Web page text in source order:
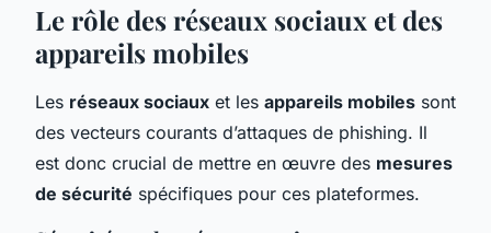
Le rôle des réseaux sociaux et des
appareils mobiles
Les réseaux sociaux et les appareils mobiles sont
des vecteurs courants d’attaques de phishing. Il
est donc crucial de mettre en œuvre des mesures
de sécurité spécifiques pour ces plateformes.